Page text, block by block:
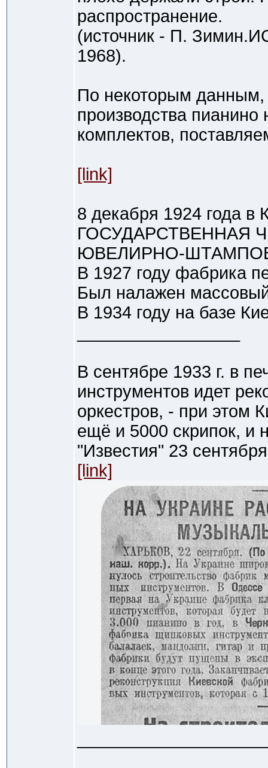
распространение.
(источник - П.
1968).
По некоторым данным,
производства
комплектов,
[link]
8 декабря 1924
ГОСУДАРСТВЕННАЯ
ЮВЕЛИРНО-
В 1927 году фабрика
Был налажен
В 1934 году на базе
В сентябре 1933 г. в
инструментов идет
оркестров, - при этом
ещё и 5000 скрипок, и
"Известия" 23
[link]